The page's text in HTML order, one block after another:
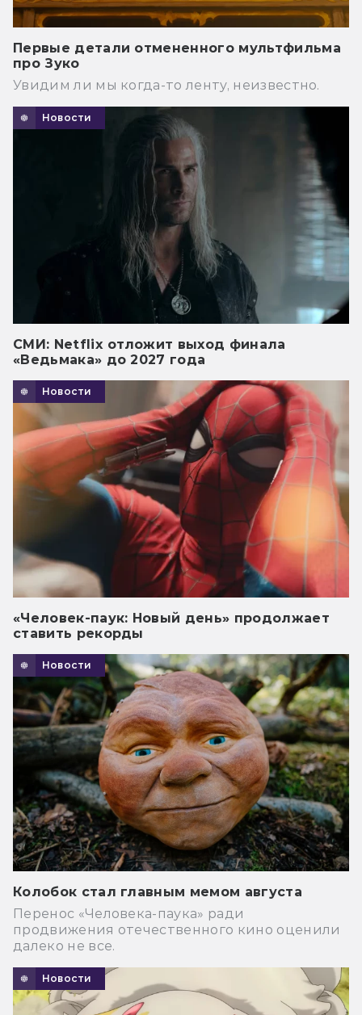
Первые детали отмененного мультфильма
про Зуко
Увидим ли мы когда-то ленту, неизвестно.
Новости
СМИ: Netflix отложит выход финала
«Ведьмака» до 2027 года
Новости
«Человек-паук: Новый день» продолжает
ставить рекорды
Новости
Колобок стал главным мемом августа
Перенос «Человека-паука» ради
продвижения отечественного кино оценили
далеко не все.
Новости